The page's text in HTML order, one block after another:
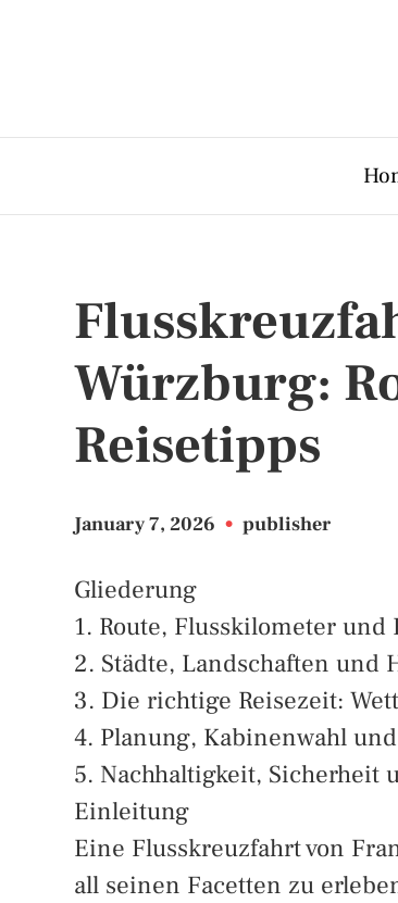
Würzburg:
Reisetipps
January 7, 2026 • publisher
Gliederung
1. Route, Flusskilometer und
2. Städte, Landschaften und
3. Die richtige Reisezeit:
4. Planung, Kabinenwahl
5. Nachhaltigkeit, Sicherheit
Einleitung
Eine Flusskreuzfahrt von
all seinen Facetten zu